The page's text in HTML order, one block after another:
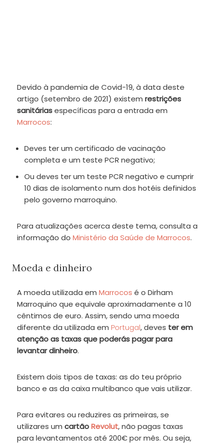
Devido à pandemia de Covid-19, à data deste
artigo (setembro de 2021) existem restrições
sanitáriasespecíficas para a entrada em
Marrocos:
Deves ter um certificado de vacinação
completa e um teste PCR negativo;
Ou deves ter um teste PCR negativo e cumprir
10 dias de isolamento num dos hotéis definidos
pelo governo marroquino.
Para atualizações acerca deste tema, consulta a
informação do Ministério da Saúde de Marrocos.
Moeda e dinheiro
A moeda utilizada em Marrocos é o Dirham
Marroquino que equivale aproximadamente a 10
cêntimos de euro. Assim, sendo uma moeda
diferente da utilizada em Portugal, deves ter em
atenção as taxas que poderás pagar para
levantar dinheiro.
Existem dois tipos de taxas: as do teu próprio
banco e as da caixa multibanco que vais utilizar.
Para evitares ou reduzires as primeiras, se
utilizares um cartãoRevolut, não pagas taxas
para levantamentos até 200€ por mês. Ou seja,